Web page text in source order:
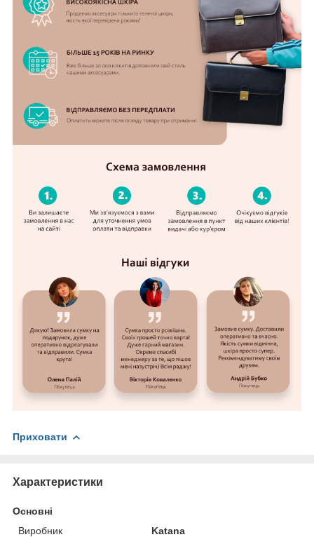
Приховати
Характеристики
Основні
Виробник
Katana